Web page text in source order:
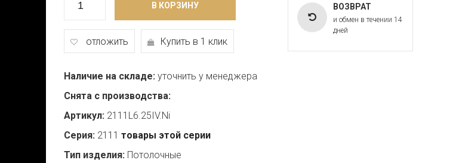
В КОРЗИНУ
отложить Купить в 1 клик
Наличие на складе: уточнить у менеджера
Снята с производства:
Артикул: 2111L6.25IV.Ni
Серия: 2111 товары этой серии
Тип изделия: Потолочные
ВОЗВРАТ
и обмен в течении 14
дней